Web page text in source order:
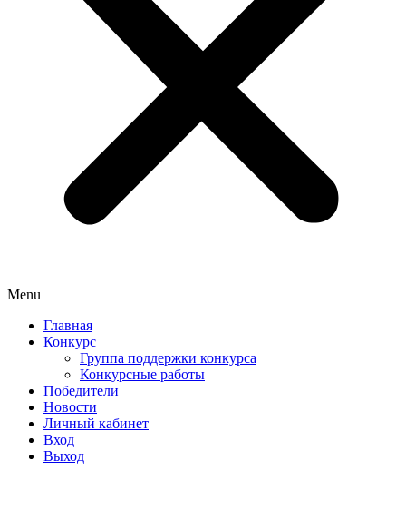
Menu
Главная
Конкурс
Группа поддержки конкурса
Конкурсные работы
Победители
Новости
Личный кабинет
Вход
Выход